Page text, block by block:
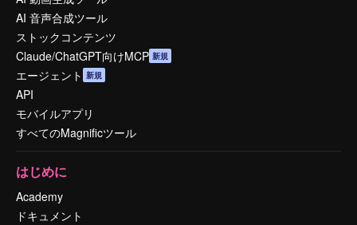
AI 音声合成ツール
ストックコンテンツ
Claude/ChatGPT向けMCP 新規
エージェント 新規
API
モバイルアプリ
すべてのMagnificツール
はじめに
Academy
ドキュメント